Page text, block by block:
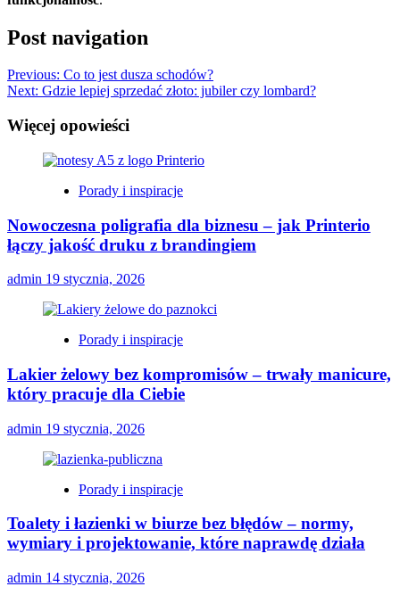
Post navigation
Previous: Co to jest dusza schodów?
Next: Gdzie lepiej sprzedać złoto: jubiler czy lombard?
Więcej opowieści
Porady i inspiracje
Nowoczesna poligrafia dla biznesu – jak Printerio
łączy jakość druku z brandingiem
admin 19 stycznia, 2026
Porady i inspiracje
Lakier żelowy bez kompromisów – trwały manicure,
który pracuje dla Ciebie
admin 19 stycznia, 2026
Porady i inspiracje
Toalety i łazienki w biurze bez błędów – normy,
wymiary i projektowanie, które naprawdę działa
admin 14 stycznia, 2026